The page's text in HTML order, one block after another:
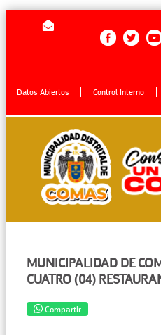
Datos Abiertos Control Interno
MUNICIPALIDAD DE
CUATRO (04)
Compartir